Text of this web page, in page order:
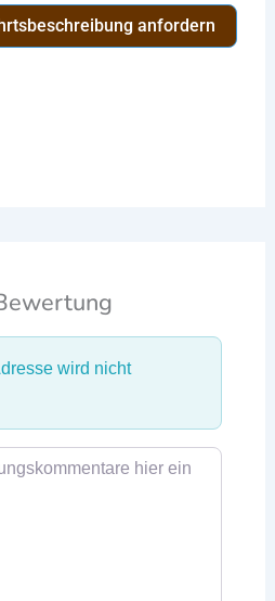
anfordern
wird nicht